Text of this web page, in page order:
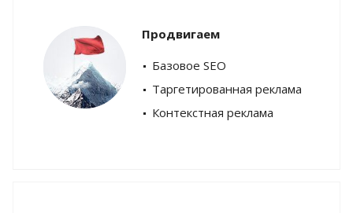
Продвигаем
Базовое SEO
Таргетированная реклама
Контекстная реклама